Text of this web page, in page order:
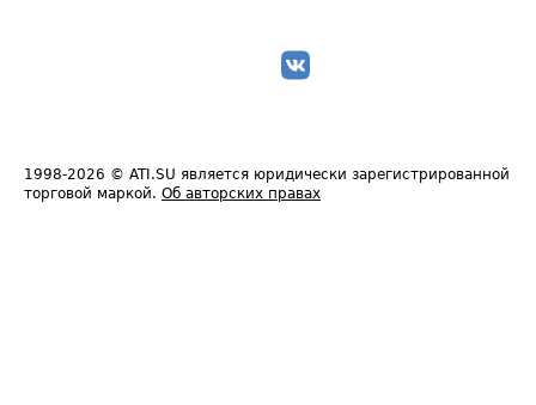
1998-2026 © ATI.SU является юридически зарегистрированной
торговой маркой. Об авторских правах